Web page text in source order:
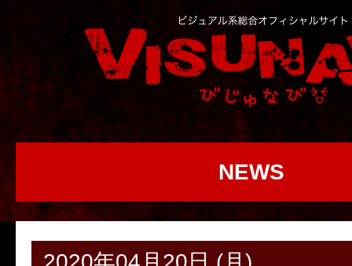
NEWS